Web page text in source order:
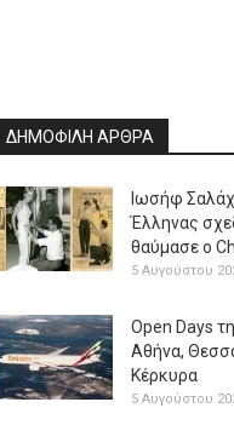
ΔΗΜΟΦΙΛΗ ΑΡΘΡΑ
Ιωσήφ
Έλληνας
θαύμασε ο
5 Αυγούστου
Open Days
Αθήνα,
Κέρκυρα
5 Αυγούστου